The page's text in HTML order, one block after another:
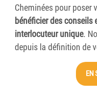
Cheminées pour poser
bénéficier des conseils
interlocuteur unique.
depuis la définition de
EN